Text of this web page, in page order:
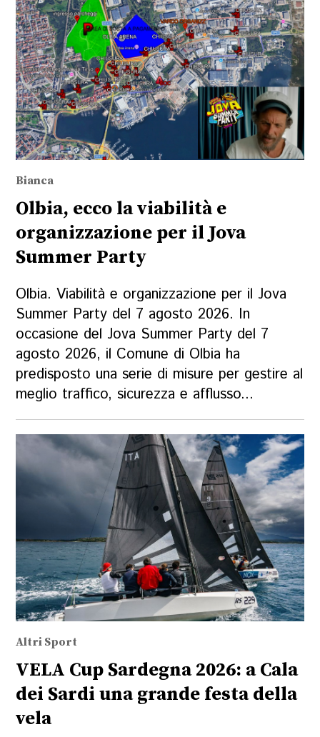
Bianca
Olbia, ecco la viabilità e
organizzazione per il Jova
Summer Party
Olbia. Viabilità e organizzazione per il Jova
Summer Party del 7 agosto 2026. In
occasione del Jova Summer Party del 7
agosto 2026, il Comune di Olbia ha
predisposto una serie di misure per gestire al
meglio traffico, sicurezza e afflusso...
Altri Sport
VELA Cup Sardegna 2026: a Cala
dei Sardi una grande festa della
vela